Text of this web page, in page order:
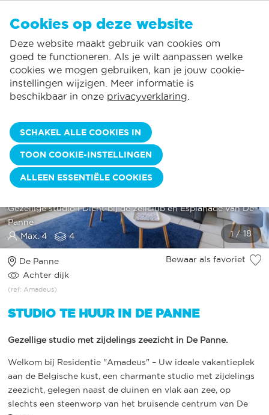
Prijzen verbruik inclusief*
Lokale service
Grootste aanbod vakantieverhuur
Flexibele aankomstdagen
Je kunt accommodaties toevoegen aan uw favorieten door op het
klikken.
De Panne:
St.-Idesbald:
Koksijde:
Oostduinkerke:
Nieuwpoort:
Wenduine:
Blankenberge:
AMADEUS 0405
Gezellige studio I Dicht bij de zeilclub en Esplanade van De
Panne
Max. 4
4
De Panne
Achter dijk
(ref: Amadeus)
Bewaar als favoriet
STUDIO TE HUUR IN DE PANNE
Gezellige studio met zijdelings zeezicht in De Panne.
Welkom bij Residentie "Amadeus" – Uw ideale vakantieplek
aan de Belgische kust, een charmante studio met zijdelings
zeezicht, gelegen naast de duinen en vlak aan zee, op
slechts een steenworp van het bruisende centrum van De
Cookies op deze website
Deze website maakt gebruik van cookies om
goed te functioneren. Als je wilt aanpassen welke
cookies we mogen gebruiken, kan je jouw cookie-
instellingen wijzigen. Meer informatie is
beschikbaar in onze privacyverklaring
SCHAKEL ALLE COOKIES IN
TOON COOKIE-INSTELLINGEN
ALLEEN ESSENTIËLE COOKIES